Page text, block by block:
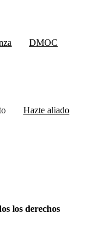
DMOC
Hazte aliado
los derechos